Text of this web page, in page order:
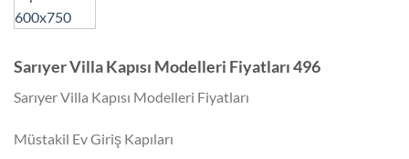
Sarıyer Villa Kapısı Modelleri Fiyatları 496
Sarıyer Villa Kapısı Modelleri Fiyatları
Müstakil Ev Giriş Kapıları